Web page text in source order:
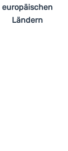
europäischen
Ländern